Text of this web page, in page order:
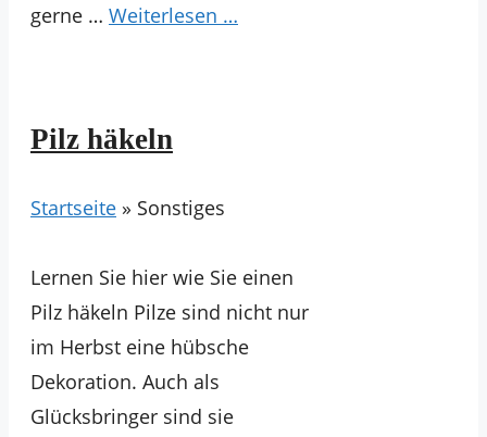
gerne … Weiterlesen …
Pilz häkeln
Startseite » Sonstiges
Lernen Sie hier wie Sie einen
Pilz häkeln Pilze sind nicht nur
im Herbst eine hübsche
Dekoration. Auch als
Glücksbringer sind sie